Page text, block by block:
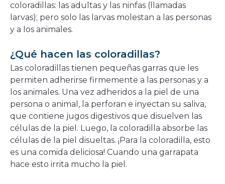
coloradillas: las adultas y las ninfas (llamadas
larvas); pero solo las larvas molestan a las personas
y a los animales.
¿Qué hacen las coloradillas?
Las coloradillas tienen pequeñas garras que les
permiten adherirse firmemente a las personas y a
los animales. Una vez adheridos a la piel de una
persona o animal, la perforan e inyectan su saliva,
que contiene jugos digestivos que disuelven las
células de la piel. Luego, la coloradilla absorbe las
células de la piel disueltas. ¡Para la coloradilla, esto
es una comida deliciosa! Cuando una garrapata
hace esto irrita mucho la piel.